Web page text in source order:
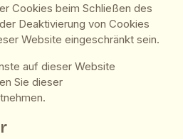
Cookies beim Schließen des
Deaktivierung von Cookies
Website eingeschränkt sein.
auf dieser Website
Sie dieser